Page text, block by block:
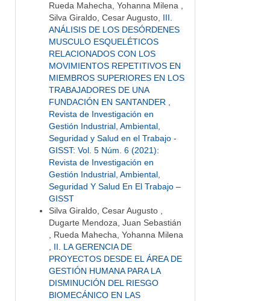
Rueda Mahecha, Yohanna Milena ,
Silva Giraldo, Cesar Augusto, III.
ANÁLISIS DE LOS DESÓRDENES
MUSCULO ESQUELÉTICOS
RELACIONADOS CON LOS
MOVIMIENTOS REPETITIVOS EN
MIEMBROS SUPERIORES EN LOS
TRABAJADORES DE UNA
FUNDACIÓN EN SANTANDER ,
Revista de Investigación en
Gestión Industrial, Ambiental,
Seguridad y Salud en el Trabajo -
GISST: Vol. 5 Núm. 6 (2021):
Revista de Investigación en
Gestión Industrial, Ambiental,
Seguridad Y Salud En El Trabajo –
GISST
Silva Giraldo, Cesar Augusto ,
Dugarte Mendoza, Juan Sebastián
, Rueda Mahecha, Yohanna Milena
, II. LA GERENCIA DE
PROYECTOS DESDE EL ÁREA DE
GESTIÓN HUMANA PARA LA
DISMINUCIÓN DEL RIESGO
BIOMECÁNICO EN LAS